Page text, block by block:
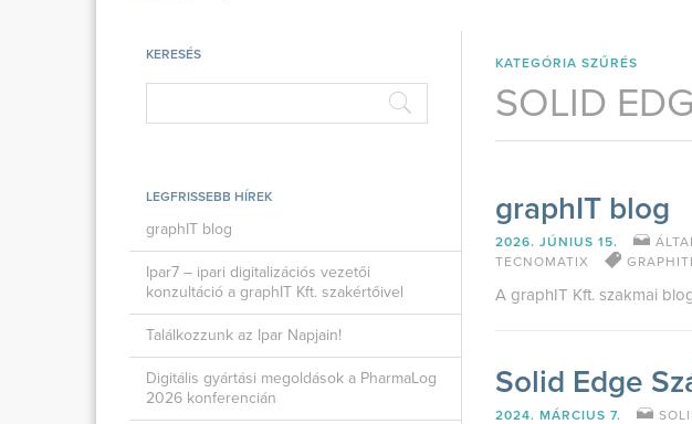
KERESÉS
LEGFRISSEBB HÍREK
graphIT blog
Ipar7 – ipari digitalizációs vezetői
konzultáció a graphIT Kft. szakértőivel
Találkozzunk az Ipar Napjain!
Digitális gyártási megoldások a PharmaLog
2026 konferencián
KATEGÓRIA SZŰRÉS
SOLID
graphIT blog
2026. JÚNIUS 15.
TECNOMATIX
A graphIT Kft. szakmai
Solid Edge
2024. MÁRCIUS 7.